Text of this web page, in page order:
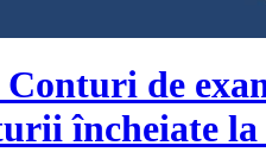
de
încheiate la